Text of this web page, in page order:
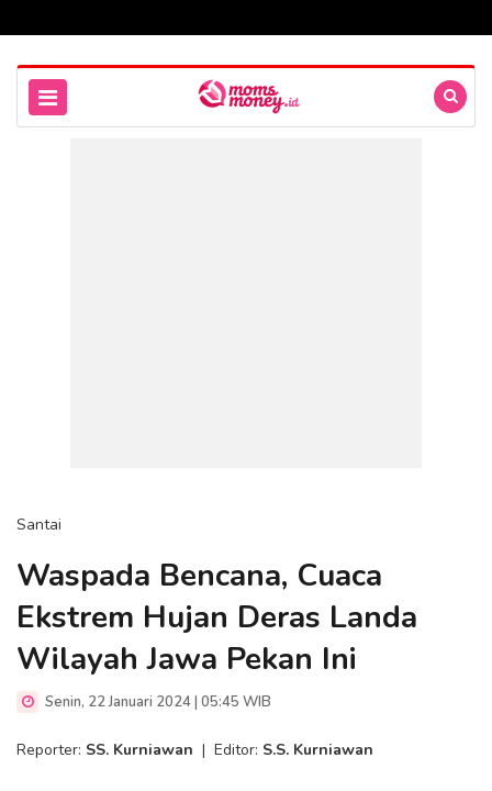
Santai
Waspada Bencana, Cuaca
Ekstrem Hujan Deras Landa
Wilayah Jawa Pekan Ini
Senin, 22 Januari 2024 | 05:45 WIB
Reporter: SS. Kurniawan | Editor: S.S. Kurniawan